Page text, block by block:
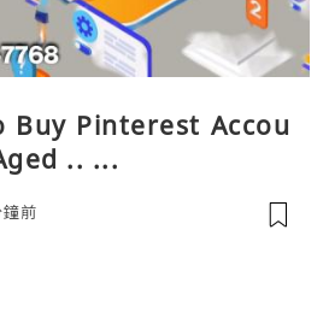
Buy Pinterest Accou
.. ...
前